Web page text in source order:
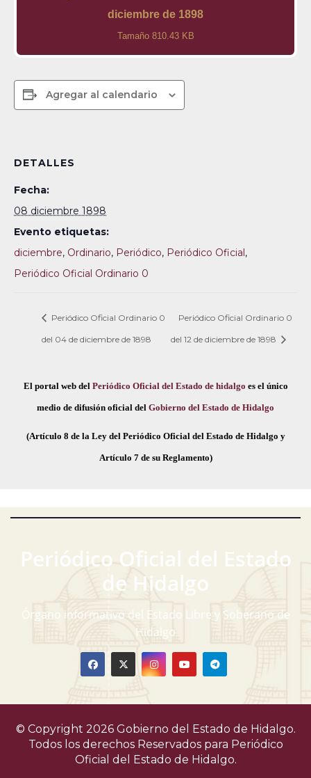
diciembre de 1898
Tamaño 810.43 KB
Agregar al calendario
DETALLES
Fecha:
08 diciembre 1898
Evento etiquetas:
diciembre, Ordinario, Periódico, Periódico Oficial,
Periódico Oficial Ordinario 0
Periódico Oficial Ordinario 0
del 04 de diciembre de 1898
Periódico Oficial Ordinario 0
del 12 de diciembre de 1898
El portal web del Periódico Oficial del Estado de hidalgo es el único
medio de difusión oficial del Gobierno del Estado de Hidalgo
(Artículo 8 de la Ley del Periódico Oficial del Estado de Hidalgo y
Artículo 7 de su Reglamento)
Periódico Oficial del Estado
de Hidalgo
Órgano informativo del Estado Libre y Soberano de
Hidalgo
© Copyright 2026 Gobierno del Estado de Hidalgo.
Todos los derechos Reservados para Periódico
Oficial del Estado de Hidalgo.